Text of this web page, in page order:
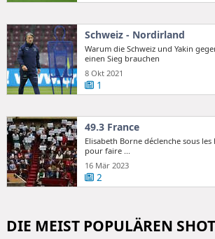
Schweiz - Nordirland
Warum die Schweiz und Yakin
einen Sieg brauchen
8 Okt 2021
1
49.3 France
Elisabeth Borne déclenche sous
pour faire ...
16 Mär 2023
2
DIE MEIST POPULÄREN